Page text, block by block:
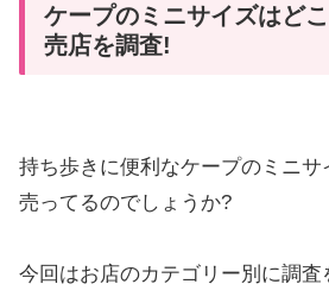
ケープのミニサイズはど
売店を調査!
持ち歩きに便利なケープのミニサ
売ってるのでしょうか?
今回はお店のカテゴリー別に調査